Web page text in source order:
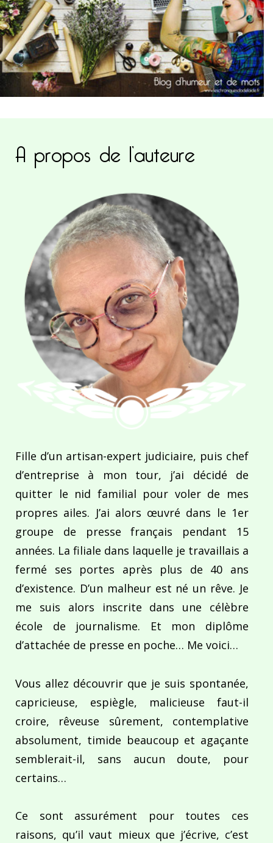
A propos de l’auteure
Fille d’un artisan-expert judiciaire, puis chef
d’entreprise à mon tour, j’ai décidé de
quitter le nid familial pour voler de mes
propres ailes. J’ai alors œuvré dans le 1er
groupe de presse français pendant 15
années. La filiale dans laquelle je travaillais a
fermé ses portes après plus de 40 ans
d’existence. D’un malheur est né un rêve. Je
me suis alors inscrite dans une célèbre
école de journalisme. Et mon diplôme
d’attachée de presse en poche… Me voici…
Vous allez découvrir que je suis spontanée,
capricieuse, espiègle, malicieuse faut-il
croire, rêveuse sûrement, contemplative
absolument, timide beaucoup et agaçante
semblerait-il, sans aucun doute, pour
certains…
Ce sont assurément pour toutes ces
raisons, qu’il vaut mieux que j’écrive, c’est